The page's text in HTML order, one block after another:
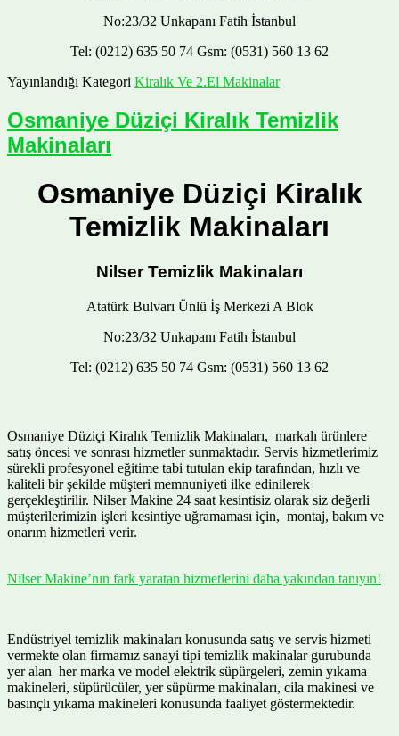
No:23/32 Unkapanı Fatih İstanbul
Tel: (0212) 635 50 74 Gsm: (0531) 560 13 62
Yayınlandığı Kategori Kiralık Ve 2.El Makinalar
Osmaniye Düziçi Kiralık Temizlik
Makinaları
Osmaniye Düziçi Kiralık
Temizlik Makinaları
Nilser Temizlik Makinaları
Atatürk Bulvarı Ünlü İş Merkezi A Blok
No:23/32 Unkapanı Fatih İstanbul
Tel: (0212) 635 50 74 Gsm: (0531) 560 13 62
Osmaniye Düziçi Kiralık Temizlik Makinaları, markalı ürünlere
satış öncesi ve sonrası hizmetler sunmaktadır. Servis hizmetlerimiz
sürekli profesyonel eğitime tabi tutulan ekip tarafından, hızlı ve
kaliteli bir şekilde müşteri memnuniyeti ilke edinilerek
gerçekleştirilir. Nilser Makine 24 saat kesintisiz olarak siz değerli
müşterilerimizin işleri kesintiye uğramaması için, montaj, bakım ve
onarım hizmetleri verir.
Nilser Makine’nın fark yaratan hizmetlerini daha yakından tanıyın!
Endüstriyel temizlik makinaları konusunda satış ve servis hizmeti
vermekte olan firmamız sanayi tipi temizlik makinalar gurubunda
yer alan her marka ve model elektrik süpürgeleri, zemin yıkama
makineleri, süpürücüler, yer süpürme makinaları, cila makinesi ve
basınçlı yıkama makineleri konusunda faaliyet göstermektedir.